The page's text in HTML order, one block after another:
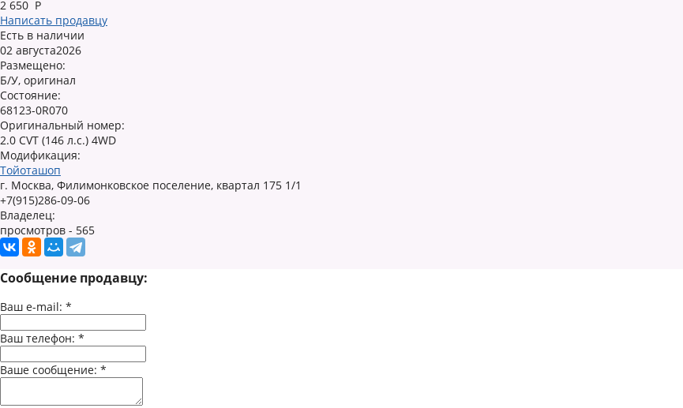
2 650 Р
Написать продавцу
Есть в наличии
02 августа2026
Размещено:
Б/У, оригинал
Состояние:
68123-0R070
Оригинальный номер:
2.0 CVT (146 л.с.) 4WD
Модификация:
Тойоташоп
г. Москва, Филимонковское поселение, квартал 175 1/1
+7(915)286-09-06
Владелец:
просмотров - 565
Сообщение продавцу:
Ваш e-mail: *
Ваш телефон: *
Ваше сообщение: *